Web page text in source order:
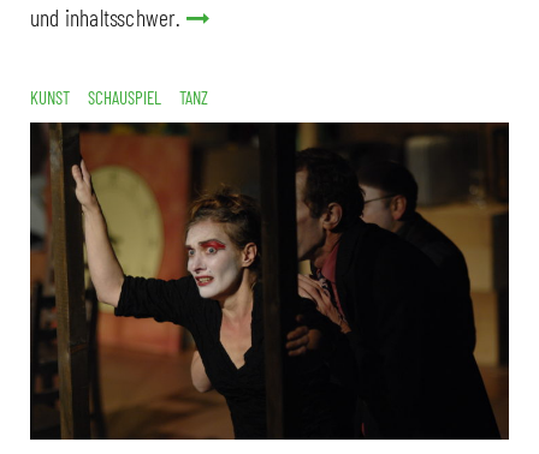
und inhaltsschwer.
KUNST SCHAUSPIEL TANZ